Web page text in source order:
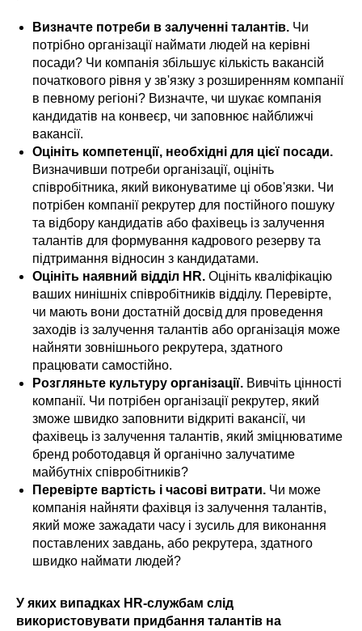
Визначте потреби в залученні талантів. Чи
потрібно організації наймати людей на керівні
посади? Чи компанія збільшує кількість вакансій
початкового рівня у зв'язку з розширенням компанії
в певному регіоні? Визначте, чи шукає компанія
кандидатів на конвеєр, чи заповнює найближчі
вакансії.
Оцініть компетенції, необхідні для цієї посади.
Визначивши потреби організації, оцініть
співробітника, який виконуватиме ці обов'язки. Чи
потрібен компанії рекрутер для постійного пошуку
та відбору кандидатів або фахівець із залучення
талантів для формування кадрового резерву та
підтримання відносин з кандидатами.
Оцініть наявний відділ HR. Оцініть кваліфікацію
ваших нинішніх співробітників відділу. Перевірте,
чи мають вони достатній досвід для проведення
заходів із залучення талантів або організація може
найняти зовнішнього рекрутера, здатного
працювати самостійно.
Розгляньте культуру організації. Вивчіть цінності
компанії. Чи потрібен організації рекрутер, який
зможе швидко заповнити відкриті вакансії, чи
фахівець із залучення талантів, який зміцнюватиме
бренд роботодавця й органічно залучатиме
майбутніх співробітників?
Перевірте вартість і часові витрати. Чи може
компанія найняти фахівця із залучення талантів,
який може зажадати часу і зусиль для виконання
поставлених завдань, або рекрутера, здатного
швидко наймати людей?
У яких випадках HR-службам слід
використовувати придбання талантів на